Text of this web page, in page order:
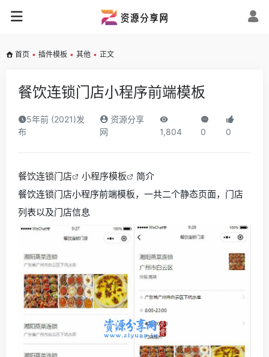
首页 • 插件模板 • 其他 • 正文
餐饮连锁门店小程序前端模板
5年前 (2021)发
布
资源分享
网
1,804 0 0
餐饮连锁门店 小程序模板
简介
餐饮连锁门店小程序前端模板，一共二个静态页面，门店
列表以及门店信息